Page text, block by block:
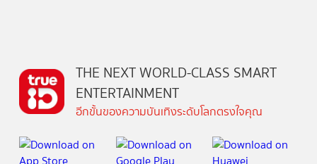
THE NEXT WORLD-CLASS SMART
ENTERTAINMENT
อีกขั้นของความบันเทิงระดับโลกตรงใจคุณ